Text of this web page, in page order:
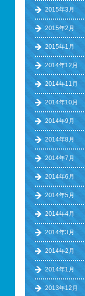
2015年3月
2015年2月
2015年1月
2014年12月
2014年11月
2014年10月
2014年9月
2014年8月
2014年7月
2014年6月
2014年5月
2014年4月
2014年3月
2014年2月
2014年1月
2013年12月